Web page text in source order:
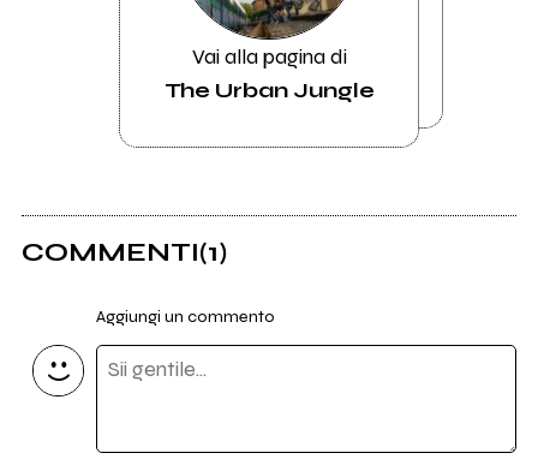
Vai alla pagina di
The Urban Jungle
COMMENTI(1)
Aggiungi un commento